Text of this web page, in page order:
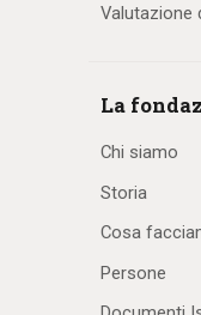
Valutazione
La
Chi siamo
Storia
Cosa
Persone